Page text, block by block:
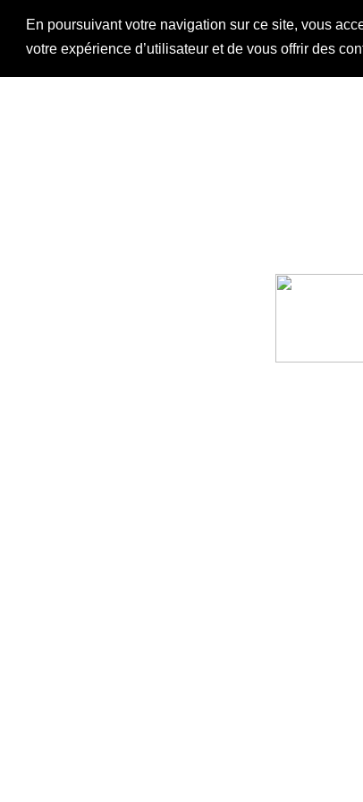
En poursuivant votre navigation sur ce site, vous
votre expérience d’utilisateur et de vous offrir des